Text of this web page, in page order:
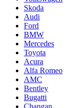
Skoda
Audi
Ford
BMW
Mercedes
Toyota
Acura
Alfa Romeo
AMC
Bentley
Bugatti
Changan